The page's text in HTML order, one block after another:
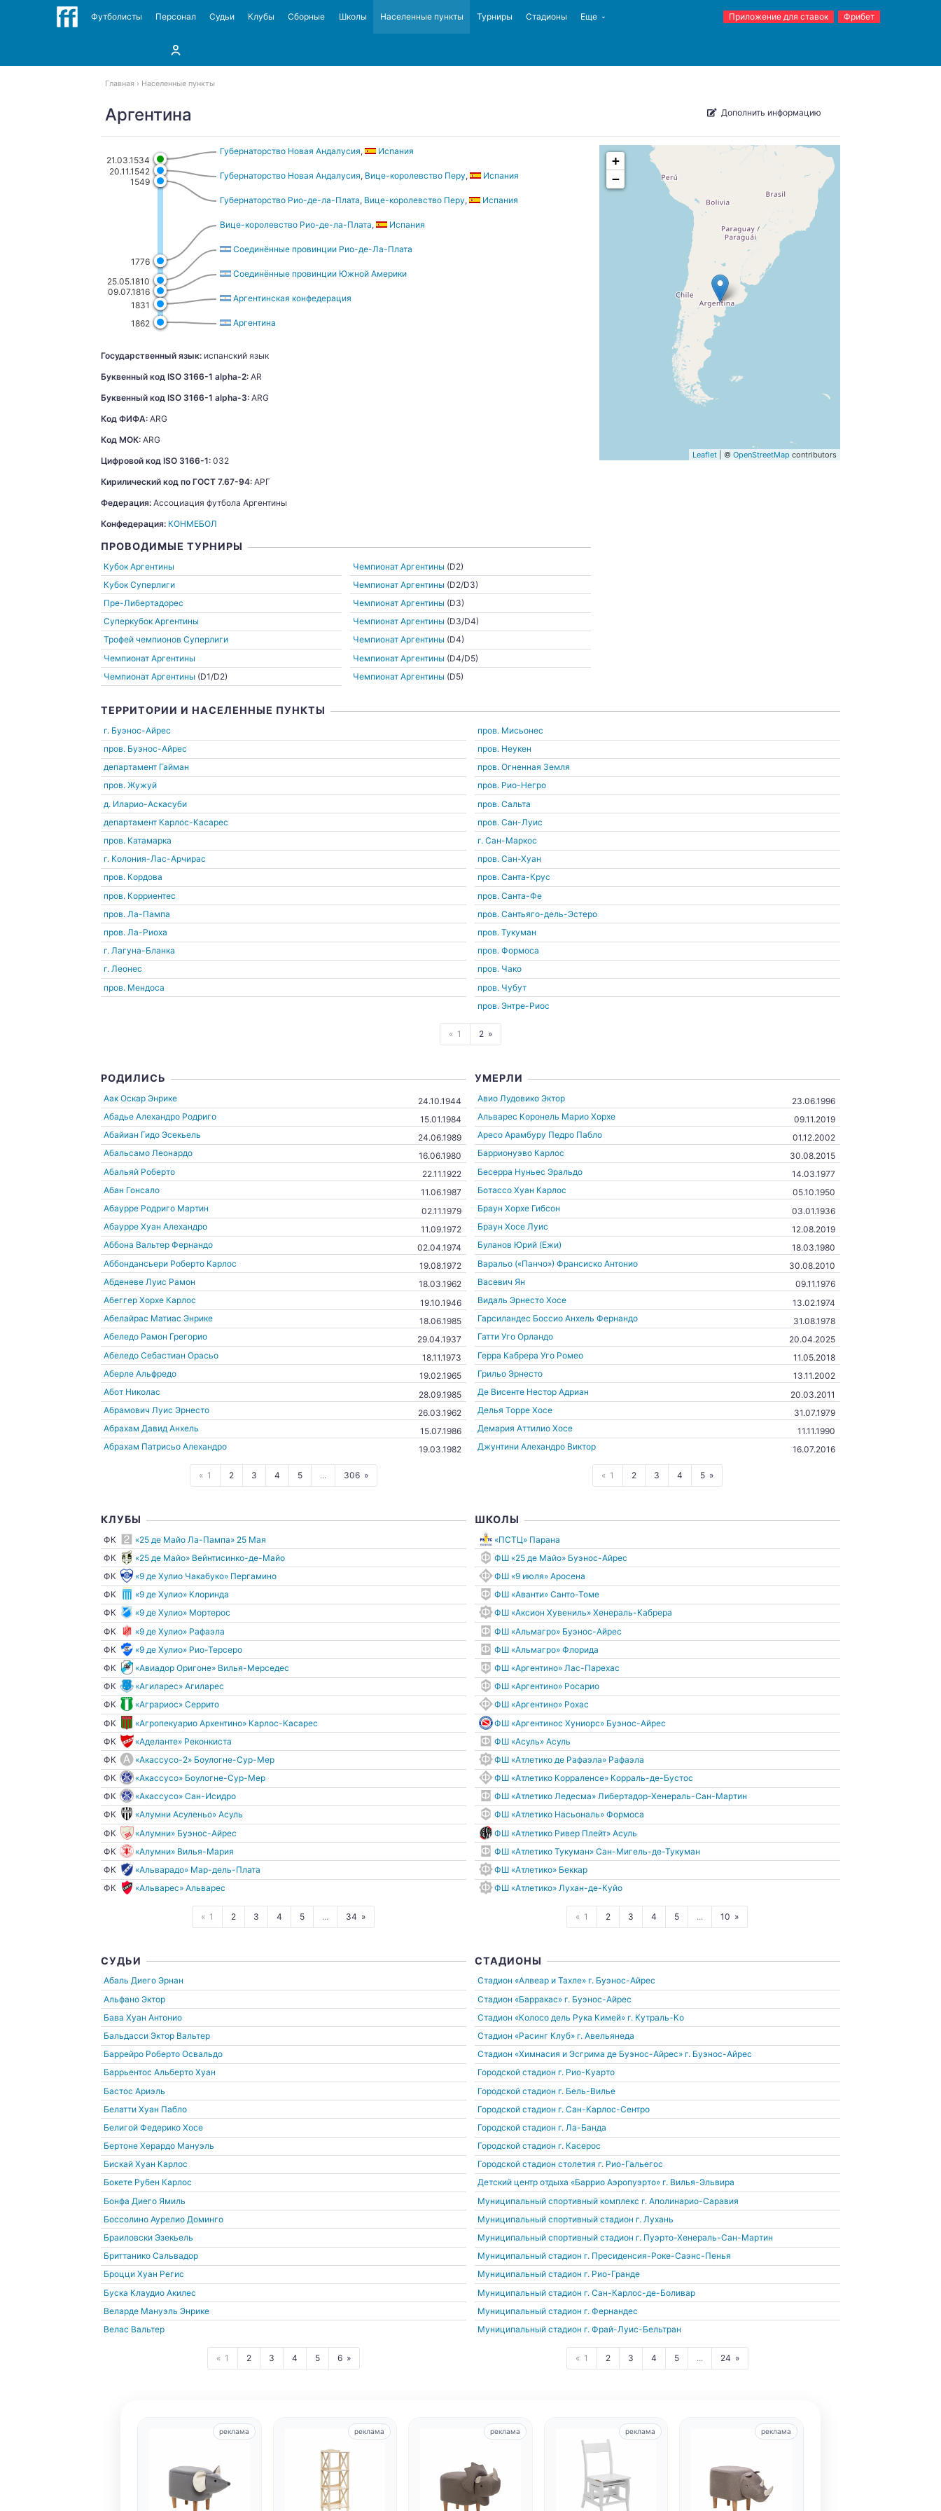
Футболисты Персонал Судьи Клубы Сборные Школы Населенные пункты Турниры Стадионы Еще Приложение для ставок Фрибет
Главная Населенные пункты
Аргентина Дополнить информацию
21.03.1534
20.11.1542
1549
1776
25.05.1810
09.07.1816
1831
1862
Губернаторство Новая Андалусия, Испания
Губернаторство Новая Андалусия, Вице-королевство Перу, Испания
Губернаторство Рио-де-ла-Плата, Вице-королевство Перу, Испания
Вице-королевство Рио-де-ла-Плата, Испания
Соединённые провинции Рио-де-Ла-Плата
Соединённые провинции Южной Америки
Аргентинская конфедерация
Аргентина
Государственный язык: испанский язык
Буквенный код ISO 3166-1 alpha-2: AR
Буквенный код ISO 3166-1 alpha-3: ARG
Код ФИФА: ARG
Код МОК: ARG
Цифровой код ISO 3166-1: 032
Кирилический код по ГОСТ 7.67-94: АРГ
Федерация: Ассоциация футбола Аргентины
Конфедерация: КОНМЕБОЛ
ПРОВОДИМЫЕ ТУРНИРЫ
Кубок Аргентины
Кубок Суперлиги
Пре-Либертадорес
Суперкубок Аргентины
Трофей чемпионов Суперлиги
Чемпионат Аргентины
Чемпионат Аргентины (D1/D2)
Чемпионат Аргентины (D2)
Чемпионат Аргентины (D2/D3)
Чемпионат Аргентины (D3)
Чемпионат Аргентины (D3/D4)
Чемпионат Аргентины (D4)
Чемпионат Аргентины (D4/D5)
Чемпионат Аргентины (D5)
+
−
Leaflet| © OpenStreetMap contributors
ТЕРРИТОРИИ И НАСЕЛЕННЫЕ ПУНКТЫ
г. Буэнос-Айрес
пров. Буэнос-Айрес
департамент Гайман
пров. Жужуй
д. Иларио-Аскасуби
департамент Карлос-Касарес
пров. Катамарка
г. Колония-Лас-Арчирас
пров. Кордова
пров. Корриентес
пров. Ла-Пампа
пров. Ла-Риоха
г. Лагуна-Бланка
г. Леонес
пров. Мендоса
пров. Мисьонес
пров. Неукен
пров. Огненная Земля
пров. Рио-Негро
пров. Сальта
пров. Сан-Луис
г. Сан-Маркос
пров. Сан-Хуан
пров. Санта-Крус
пров. Санта-Фе
пров. Сантьяго-дель-Эстеро
пров. Тукуман
пров. Формоса
пров. Чако
пров. Чубут
пров. Энтре-Риос
1 2
РОДИЛИСЬ
Аак Оскар Энрике
24.10.1944
Абадье Алехандро Родриго
15.01.1984
Абайиан Гидо Эсекьель
24.06.1989
Абальсамо Леонардо
16.06.1980
Абальяй Роберто
22.11.1922
Абан Гонсало
11.06.1987
Абаурре Родриго Мартин
02.11.1979
Абаурре Хуан Алехандро
11.09.1972
Аббона Вальтер Фернандо
02.04.1974
Аббондансьери Роберто Карлос
19.08.1972
Абденеве Луис Рамон
18.03.1962
Абеггер Хорхе Карлос
19.10.1946
Абелайрас Матиас Энрике
18.06.1985
Абеледо Рамон Грегорио
29.04.1937
Абеледо Себастиан Орасьо
18.11.1973
Аберле Альфредо
19.02.1965
Абот Николас
28.09.1985
Абрамович Луис Эрнесто
26.03.1962
Абрахам Давид Анхель
15.07.1986
Абрахам Патрисьо Алехандро
19.03.1982
1 2 3 4 5 ... 306
УМЕРЛИ
Авио Лудовико Эктор
23.06.1996
Альварес Коронель Марио Хорхе
09.11.2019
Аресо Арамбуру Педро Пабло
01.12.2002
Баррионуэво Карлос
30.08.2015
Бесерра Нуньес Эральдо
14.03.1977
Ботассо Хуан Карлос
05.10.1950
Браун Хорхе Гибсон
03.01.1936
Браун Хосе Луис
12.08.2019
Буланов Юрий (Ежи)
18.03.1980
Варальо («Панчо») Франсиско Антонио
30.08.2010
Васевич Ян
09.11.1976
Видаль Эрнесто Хосе
13.02.1974
Гарсиландес Боссио Анхель Фернандо
31.08.1978
Гатти Уго Орландо
20.04.2025
Герра Кабрера Уго Ромео
11.05.2018
Грильо Эрнесто
13.11.2002
Де Висенте Нестор Адриан
20.03.2011
Делья Торре Хосе
31.07.1979
Демария Аттилио Хосе
11.11.1990
Джунтини Алехандро Виктор
16.07.2016
1 2 3 4 5
КЛУБЫ
ФК
«25 де Майо Ла-Пампа» 25 Мая
ФК
«25 де Майо» Вейнтисинко-де-Майо
ФК
«9 де Хулио Чакабуко» Пергамино
ФК
«9 де Хулио» Клоринда
ФК
«9 де Хулио» Мортерос
ФК
«9 де Хулио» Рафаэла
ФК
«9 де Хулио» Рио-Терсеро
ФК
«Авиадор Оригоне» Вилья-Мерседес
ФК
«Агиларес» Агиларес
ФК
«Аграриос» Серрито
ФК
«Агропекуарио Архентино» Карлос-Касарес
ФК
«Аделанте» Реконкиста
ФК
«Акассусо-2» Боулогне-Сур-Мер
ФК
«Акассусо» Боулогне-Сур-Мер
ФК
«Акассусо» Сан-Исидро
ФК
«Алумни Асуленьо» Асуль
ФК
«Алумни» Буэнос-Айрес
ФК
«Алумни» Вилья-Мария
ФК
«Альварадо» Мар-дель-Плата
ФК
«Альварес» Альварес
1 2 3 4 5 ... 34
ШКОЛЫ
«ПСТЦ» Парана
ФШ «25 де Майо» Буэнос-Айрес
ФШ «9 июля» Аросена
ФШ «Аванти» Санто-Томе
ФШ «Аксион Хувениль» Хенераль-Кабрера
ФШ «Альмагро» Буэнос-Айрес
ФШ «Альмагро» Флорида
ФШ «Аргентино» Лас-Парехас
ФШ «Аргентино» Росарио
ФШ «Аргентино» Рохас
ФШ «Аргентинос Хуниорс» Буэнос-Айрес
ФШ «Асуль» Асуль
ФШ «Атлетико де Рафаэла» Рафаэла
ФШ «Атлетико Корраленсе» Корраль-де-Бустос
ФШ «Атлетико Ледесма» Либертадор-Хенераль-Сан-Мартин
ФШ «Атлетико Насьональ» Формоса
ФШ «Атлетико Ривер Плейт» Асуль
ФШ «Атлетико Тукуман» Сан-Мигель-де-Тукуман
ФШ «Атлетико» Беккар
ФШ «Атлетико» Лухан-де-Куйо
1 2 3 4 5 ... 10
СУДЬИ
Абаль Диего Эрнан
Альфано Эктор
Бава Хуан Антонио
Бальдасси Эктор Вальтер
Баррейро Роберто Освальдо
Баррьентос Альберто Хуан
Бастос Ариэль
Белатти Хуан Пабло
Белигой Федерико Хосе
Бертоне Херардо Мануэль
Бискай Хуан Карлос
Бокете Рубен Карлос
Бонфа Диего Ямиль
Боссолино Аурелио Доминго
Браиловски Эзекьель
Бриттанико Сальвадор
Броцци Хуан Регис
Буска Клаудио Акилес
Веларде Мануэль Энрике
Велас Вальтер
1 2 3 4 5 6
СТАДИОНЫ
Cтадион «Алвеар и Тахле» г. Буэнос-Айрес
Cтадион «Барракас» г. Буэнос-Айрес
Cтадион «Колосо дель Рука Кимей» г. Кутраль-Ко
Cтадион «Расинг Клуб» г. Авельянеда
Cтадион «Химнасия и Эсгрима де Буэнос-Айрес» г. Буэнос-Айрес
Городской стадион г. Рио-Куарто
Городской стадион г. Бель-Вилье
Городской стадион г. Сан-Карлос-Сентро
Городской стадион г. Ла-Банда
Городской стадион г. Касерос
Городской стадион столетия г. Рио-Гальегос
Детский центр отдыха «Баррио Аэропуэрто» г. Вилья-Эльвира
Муниципальный спортивный комплекс г. Аполинарио-Саравия
Муниципальный спортивный стадион г. Лухань
Муниципальный спортивный стадион г. Пуэрто-Хенераль-Сан-Мартин
Муниципальный стадион г. Пресиденсия-Роке-Саэнс-Пенья
Муниципальный стадион г. Рио-Гранде
Муниципальный стадион г. Сан-Карлос-де-Боливар
Муниципальный стадион г. Фернандес
Муниципальный стадион г. Фрай-Луис-Бельтран
1 2 3 4 5 ... 24
реклама реклама реклама реклама реклама